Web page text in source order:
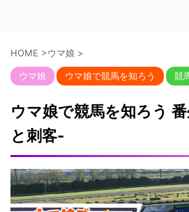
HOME >ウマ娘 >
ウマ娘 ウマ娘で競馬を知ろう 競
ウマ娘で競馬を知ろう
と刺客-